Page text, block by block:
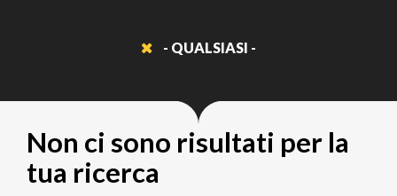
- QUALSIASI -
Non ci sono risultati per la
tua ricerca